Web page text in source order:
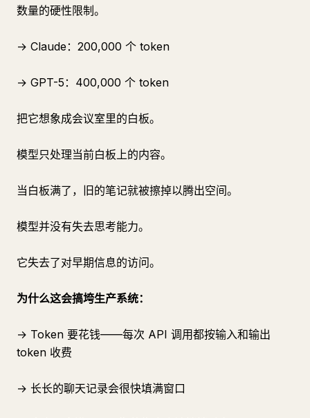
数量的硬性限制。
→ Claude：200,000 个 token
→ GPT-5：400,000 个 token
把它想象成会议室里的白板。
模型只处理当前白板上的内容。
当白板满了，旧的笔记就被擦掉以腾出空间。
模型并没有失去思考能力。
它失去了对早期信息的访问。
为什么这会搞垮生产系统：
→ Token 要花钱——每次 API 调用都按输入和输出
token 收费
→ 长长的聊天记录会很快填满窗口